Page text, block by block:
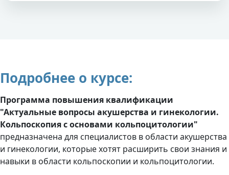
Подробнее о курсе:
Программа повышения квалификации
"Актуальные вопросы акушерства и гинекологии.
Кольпоскопия с основами кольпоцитологии"
предназначена для специалистов в области акушерства
и гинекологии, которые хотят расширить свои знания и
навыки в области кольпоскопии и кольпоцитологии.